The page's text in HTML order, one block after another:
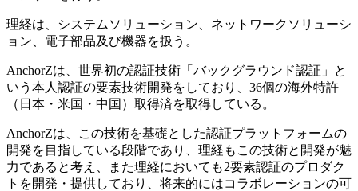
理経は、システムソリューション、ネットワークソリューシ
ョン、電子部品及び機器を扱う。
AnchorZは、世界初の認証技術「バックグラウンド認証」と
いう本人認証の要素技術開発をしており、36個の海外特許
（日本・米国・中国）取得済を取得している。
AnchorZは、この技術を基礎とした認証プラットフォームの
開発を目指している段階であり、理経もこの技術と開発が魅
力であると考え、また理経においても2要素認証のプロダク
トを開発・提供しており、将来的にはコラボレーションの可